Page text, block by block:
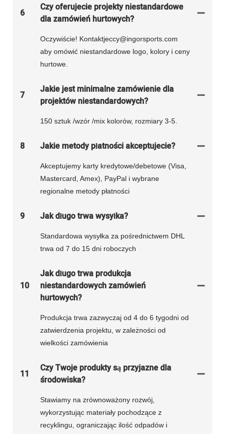
6
Czy oferujecie projekty niestandardowe
dla zamówień hurtowych?
Oczywiście! Kontaktjeccy@ingorsports.com
aby omówić niestandardowe logo, kolory i ceny
hurtowe.
7
Jakie jest minimalne zamówienie dla
projektów niestandardowych?
150 sztuk /wzór /mix kolorów, rozmiary 3-5.
8 Jakie metody płatności akceptujecie?
Akceptujemy karty kredytowe/debetowe (Visa,
Mastercard, Amex), PayPal i wybrane
regionalne metody płatności
9 Jak długo trwa wysyłka?
Standardowa wysyłka za pośrednictwem DHL
trwa od 7 do 15 dni roboczych
10
Jak długo trwa produkcja
niestandardowych zamówień
hurtowych?
Produkcja trwa zazwyczaj od 4 do 6 tygodni od
zatwierdzenia projektu, w zależności od
wielkości zamówienia
11
Czy Twoje produkty są przyjazne dla
środowiska?
Stawiamy na zrównoważony rozwój,
wykorzystując materiały pochodzące z
recyklingu, ograniczając ilość odpadów i